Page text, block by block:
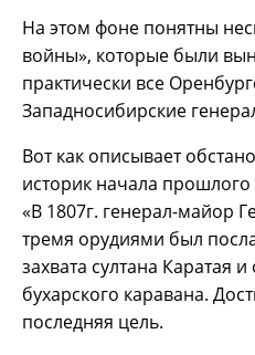
На этом фоне понятны
войны», которые были
практически все
Западносибирские
Вот как описывает
историк начала
«В 1807г. генерал-майор
тремя орудиями был
захвата султана Каратая
бухарского каравана.
последняя цель.